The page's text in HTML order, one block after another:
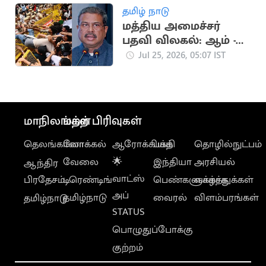
தமிழ் நாடு
மத்திய அமைச்சர்
பதவி விலகல்: ஆம் -
இல்லை என பதில்
Jul 25, 2026, 05:07 IST
மாநிலங்கள்
தெலங்கானா
ஆந்திர
பிரதேசம்
தமிழ்நாடு
மற்ற பிரிவுகள்
லோக்கல்
வேலை
டிரெண்டிங்
தமிழ்நாடு
ஆரோக்கியம்
🌟
வாட்ஸ்
அப்
STATUS
பொழுதுப்போக்கு
குற்றம்
பக்தி
இந்தியா
பெண்களுக்காக
வைரல்
தொழில்நுட்பம்
அரசியல்
வாழ்த்துக்கள்
விளம்பரங்கள்